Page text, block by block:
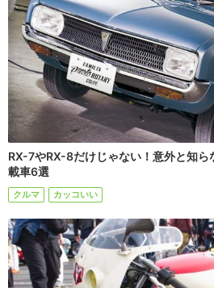
RX-7やRX-8だけじゃない！意外と知ら
載車6選
クルマ カッコいい